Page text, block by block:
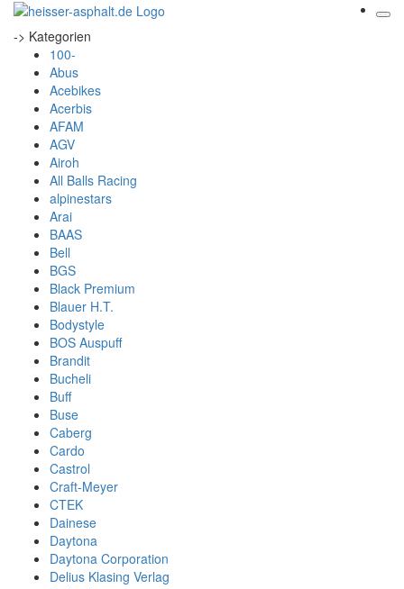
-> Kategorien
100-
Abus
Acebikes
Acerbis
AFAM
AGV
Airoh
All Balls Racing
alpinestars
Arai
BAAS
Bell
BGS
Black Premium
Blauer H.T.
Bodystyle
BOS Auspuff
Brandit
Bucheli
Buff
Buse
Caberg
Cardo
Castrol
Craft-Meyer
CTEK
Dainese
Daytona
Daytona Corporation
Delius Klasing Verlag